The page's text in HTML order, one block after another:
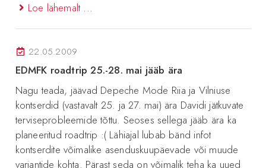
Loe lähemalt ...
22.05.2009
EDMFK roadtrip 25.-28. mai jääb ära
Nagu teada, jäävad Depeche Mode Riia ja Vilniuse
kontserdid (vastavalt 25. ja 27. mai) ära Davidi jätkuvate
terviseprobleemide tõttu. Seoses sellega jääb ära ka
planeeritud roadtrip :( Lähiajal lubab bänd infot
kontserdite võimalike asenduskuupäevade või muude
variantide kohta. Pärast seda on võimalik teha ka uued